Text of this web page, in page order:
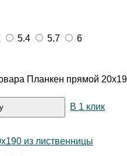
5.4 5.7
6
Планкен прямой
В 1 клик